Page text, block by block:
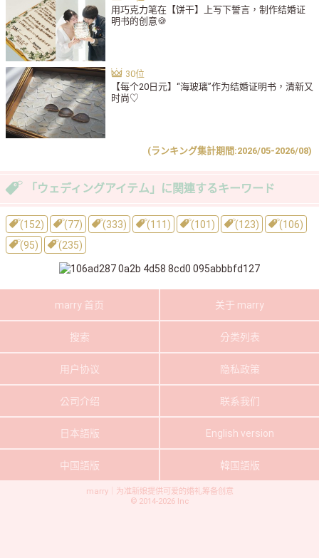
用巧克力笔在【饼干】上写下誓言，制作结婚证
明书的创意🍪
【每个20日元】“海玻璃”作为结婚证明书，清新又
时尚♡
(ランキング集計期間:2026/05-2026/08)
「ウェディングアイテム」に関連するキーワード
(152) (77) (333) (111) (101) (123)
(106)
(95)
(235)
marry 首页 关于 marry
搜索 分类列表
用户协议 隐私政策
公司介绍 联系我们
日本語版 English version
中国語版 韓国語版
marry｜为准新娘提供可爱的婚礼筹备创意
© 2014-2026 Inc